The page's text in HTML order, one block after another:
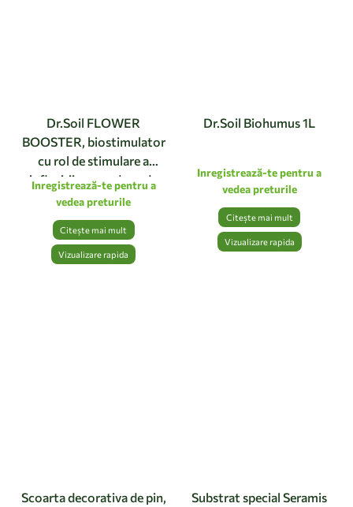
Dr.Soil FLOWER
BOOSTER, biostimulator
cu rol de stimulare a
infloririi, monodoza de
10ml pentru 1L de solutie
pentru pulverizat
Inregistrează-te pentru a
vedea preturile
Citește mai mult
Vizualizare rapida
Dr.Soil Biohumus 1L
Inregistrează-te pentru a
vedea preturile
Citește mai mult
Vizualizare rapida
Scoarta decorativa de pin,
Substrat special Seramis